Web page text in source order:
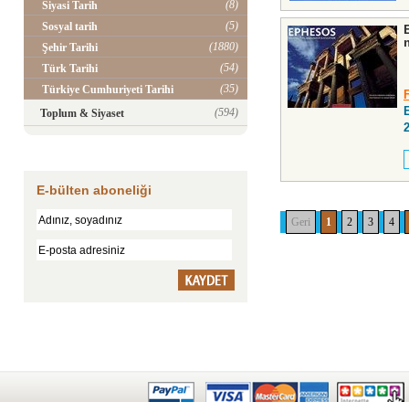
Siyasi Tarih
(8)
Sosyal tarih
(5)
Şehir Tarihi
(1880)
Türk Tarihi
(54)
Türkiye Cumhuriyeti Tarihi
(35)
Toplum & Siyaset
(594)
E-bülten aboneliği
Geri 1 2 3 4